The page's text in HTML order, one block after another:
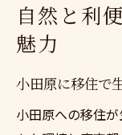
自然と利
魅力
小田原に移住で
小田原への移住